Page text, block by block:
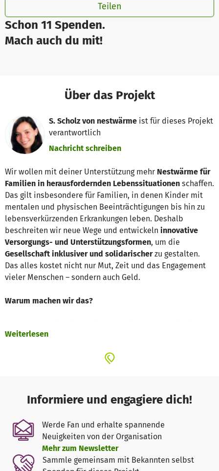
Schon 11 Spenden.
Mach auch du mit!
Teilen
Über das Projekt
S. Scholz von nestwärme ist für dieses Projekt
verantwortlich
Nachricht schreiben
Wir wollen mit deiner Unterstützung mehr Nestwärme für
Familien in herausfordernden Lebenssituationen schaffen.
Das gilt insbesondere für Familien, in denen Kinder mit
mentalen und physischen Beeinträchtigungen bis hin zu
lebensverkürzenden Erkrankungen leben. Deshalb
beschreiten wir neue Wege und entwickeln innovative
Versorgungs- und Unterstützungsformen, um die
Gesellschaft inklusiver und solidarischerzu gestalten.
Das alles kostet nicht nur Mut, Zeit und das Engagement
vieler Menschen – sondern auch Geld.
Warum machen wir das?
chronischen Erkrankung oder Behinderung
werden zu 99,6 Prozent in häuslicher Pflege versorgt. Für
Lebensqualität, weniger Selbstbestimmung und
schlechtere körperliche und psychische Gesundheit. Die
Familien leben zudem oft sozial isoliert.
nestwärme steht diesen Familien zur Seite – ganz nach
deren individuellen Bedarfen.
Mit deiner Spende können u.a. folgende Angebote für
Weiterlesen
Informiere und engagiere dich!
Werde Fan und erhalte spannende
Neuigkeiten von der Organisation
Mehr zum Newsletter
Sammle gemeinsam mit Bekannten selbst